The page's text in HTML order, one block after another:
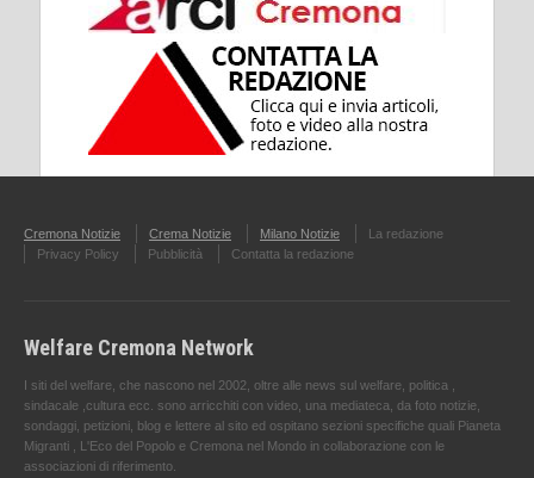
Cremona Notizie Crema Notizie Milano Notizie
La redazione
Privacy Policy
Pubblicità Contatta la redazione
Welfare Cremona Network
I siti del welfare, che nascono nel 2002, oltre alle news sul welfare, politica ,
sindacale ,cultura ecc. sono arricchiti con video, una mediateca, da foto notizie,
sondaggi, petizioni, blog e lettere al sito ed ospitano sezioni specifiche quali Pianeta
Migranti , L'Eco del Popolo e Cremona nel Mondo in collaborazione con le
associazioni di riferimento.